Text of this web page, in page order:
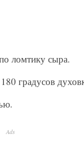
ломтику сыра.
градусов
Ads